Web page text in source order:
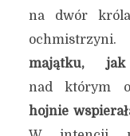
na dwór
majątku,
nad którym
hojnie